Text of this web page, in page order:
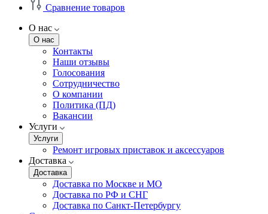
Сравнение товаров
О нас
О нас
Контакты
Наши отзывы
Голосования
Сотрудничество
О компании
Политика (ПД)
Вакансии
Услуги
Услуги
Ремонт игровых приставок и аксессуаров
Доставка
Доставка
Доставка по Москве и МО
Доставка по РФ и СНГ
Доставка по Санкт-Петербургу